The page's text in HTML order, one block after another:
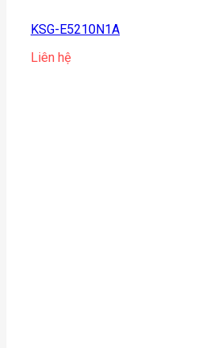
KSG-E5210N1A
Liên hệ